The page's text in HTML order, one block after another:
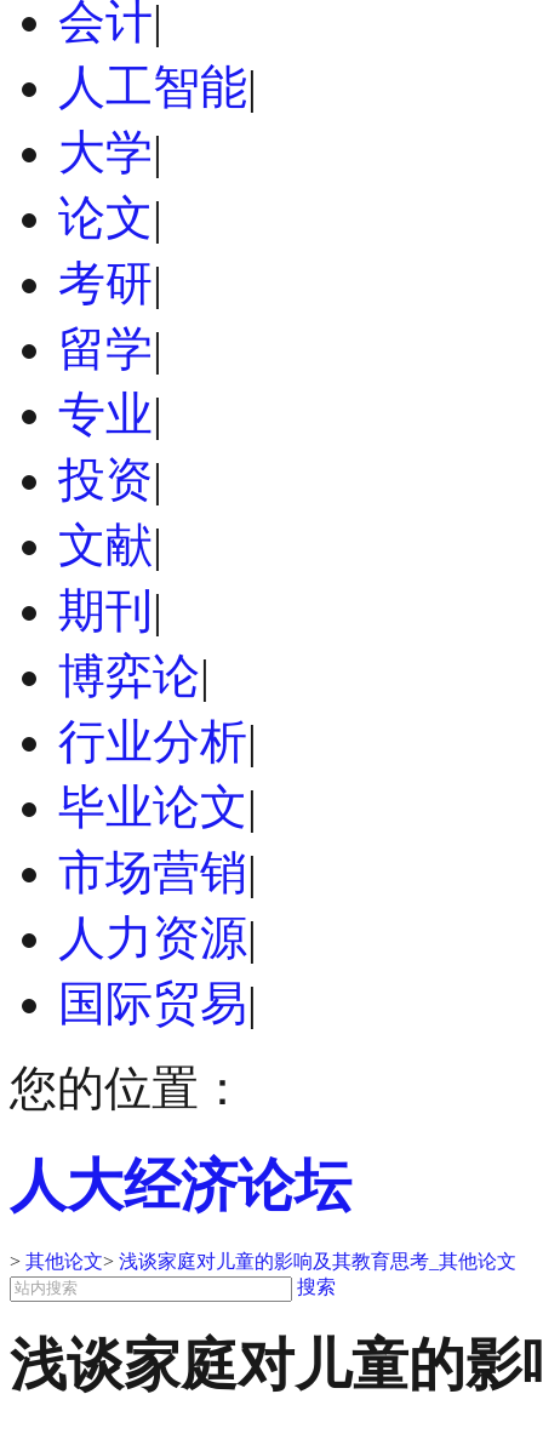
会计|
人工智能|
大学|
论文|
考研|
留学|
专业|
投资|
文献|
期刊 |
博弈论|
行业分析|
毕业论文|
市场营销|
人力资源|
国际贸易|
您的位置：
人大经济论坛
> 其他论文> 浅谈家庭对儿童的影响及其教育思考_其他论文
搜索
浅谈家庭对儿童的